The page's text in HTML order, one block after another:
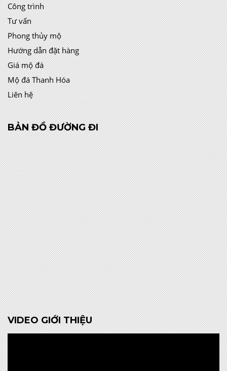
Công trình
Tư vấn
Phong thủy mộ
Hướng dẫn đặt hàng
Giá mộ đá
Mộ đá Thanh Hóa
Liên hệ
BẢN ĐỒ ĐƯỜNG ĐI
VIDEO GIỚI THIỆU